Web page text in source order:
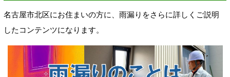
名古屋市北区にお住まいの方に、雨漏りをさらに詳しくご説明
したコンテンツになります。